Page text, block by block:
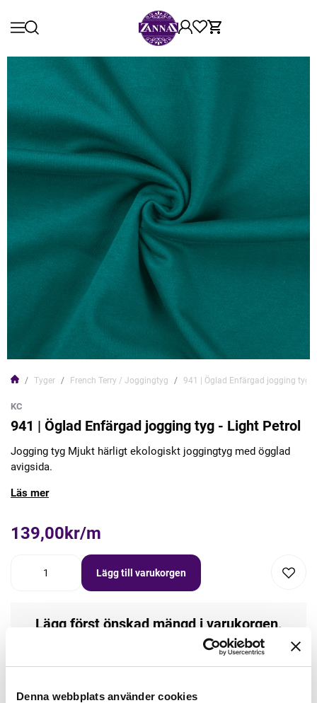
Denna webbplats använder cookies
Tyger French Terry / Joggingtyg 941 | Öglad Enfärgad jogging tyg -
KC
941 | Öglad Enfärgad jogging tyg - Light Petrol
Jogging tyg Mjukt härligt ekologiskt joggingtyg med ögglad
avigsida.
Läs mer
139,00kr/m
Lägg till varukorgen
Lägg först önskad mängd i varukorgen,
välj sedan matchande tillbehör